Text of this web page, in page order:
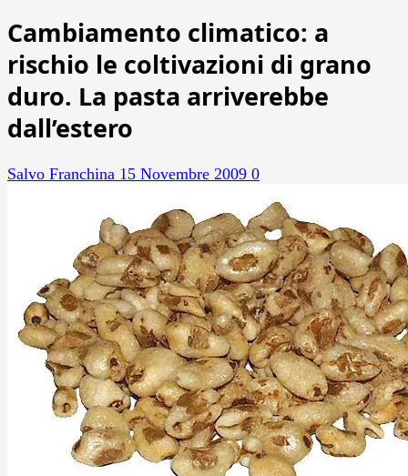
Cambiamento climatico: a
rischio le coltivazioni di grano
duro. La pasta arriverebbe
dall’estero
Salvo Franchina 15 Novembre 2009 0